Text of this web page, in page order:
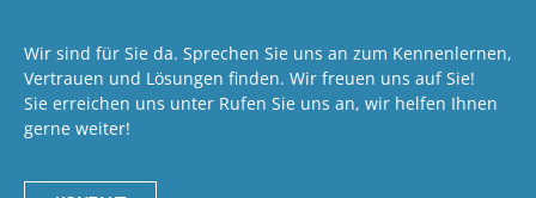
Wir sind für Sie da. Sprechen Sie uns an zum Kennenlernen,
Vertrauen und Lösungen finden. Wir freuen uns auf Sie!
Sie erreichen uns unter Rufen Sie uns an, wir helfen Ihnen
gerne weiter!